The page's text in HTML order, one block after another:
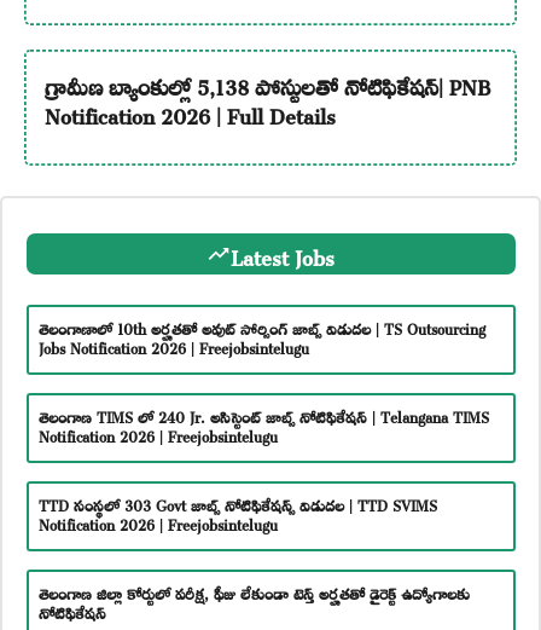
గ్రామీణ బ్యాంకుల్లో 5,138 పోస్టులతో నోటిఫికేషన్| PNB
Notification 2026 | Full Details
Latest Jobs
తెలంగాణాలో 10th అర్హతతో అవుట్ సోర్సింగ్ జాబ్స్ విడుదల | TS Outsourcing
Jobs Notification 2026 | Freejobsintelugu
తెలంగాణ TIMS లో 240 Jr. అసిస్టెంట్ జాబ్స్ నోటిఫికేషన్ | Telangana TIMS
Notification 2026 | Freejobsintelugu
TTD సంస్థలో 303 Govt జాబ్స్ నోటిఫికేషన్స్ విడుదల | TTD SVIMS
Notification 2026 | Freejobsintelugu
తెలంగాణ జిల్లా కోర్టులో పరీక్ష, ఫీజు లేకుండా టెన్త్ అర్హతతో డైరెక్ట్ ఉద్యోగాలకు
నోటిఫికేషన్